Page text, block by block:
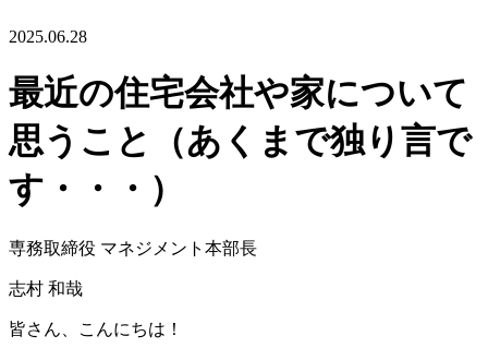
2025.06.28
最近の住宅会社や家について
思うこと（あくまで独り言で
す・・・）
専務取締役 マネジメント本部長
志村 和哉
皆さん、こんにちは！